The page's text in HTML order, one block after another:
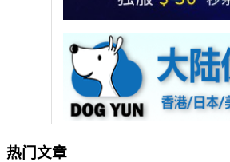
热门文章